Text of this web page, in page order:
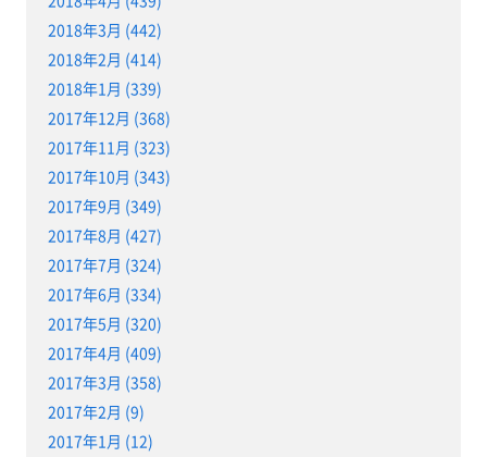
2018年3月 (442)
2018年2月 (414)
2018年1月 (339)
2017年12月 (368)
2017年11月 (323)
2017年10月 (343)
2017年9月 (349)
2017年8月 (427)
2017年7月 (324)
2017年6月 (334)
2017年5月 (320)
2017年4月 (409)
2017年3月 (358)
2017年2月 (9)
2017年1月 (12)